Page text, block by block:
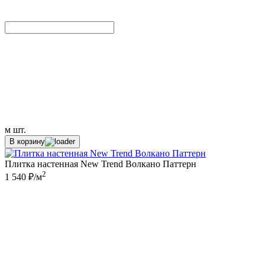
м шт.
В корзину
Плитка настенная New Trend Волкано Паттерн
1 540 ₽/м2